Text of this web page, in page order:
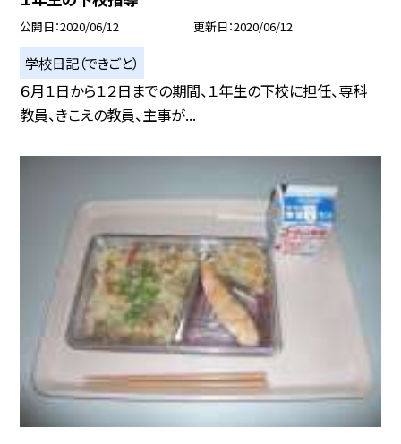
公開日 2020/06/12 更新日 2020/06/12
学校日記（できごと）
６月１日から１２日までの期間、１年生の下校に担任、専科
教員、きこえの教員、主事が...